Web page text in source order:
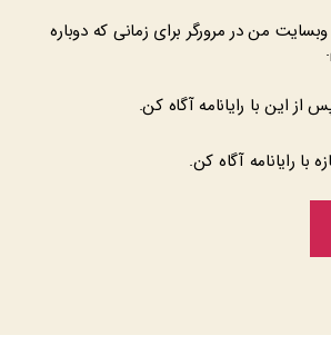
من در مرورگر برای زمانی که دوباره
از این با رایانامه آگاه کن.
با رایانامه آگاه کن.